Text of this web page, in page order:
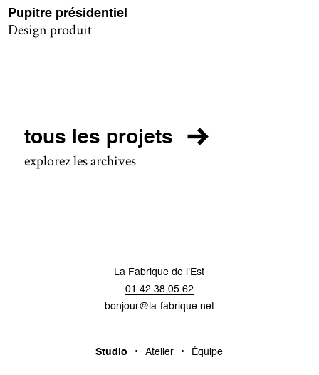
Pupitre présidentiel
Design produit
tous les projets
explorez les archives
La Fabrique de l'Est
01 42 38 05 62
bonjour@la-fabrique.net
Studio Atelier Équipe